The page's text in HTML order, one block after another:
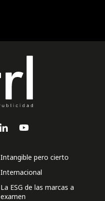
Intangible pero cierto
Internacional
La ESG de las marcas a
examen